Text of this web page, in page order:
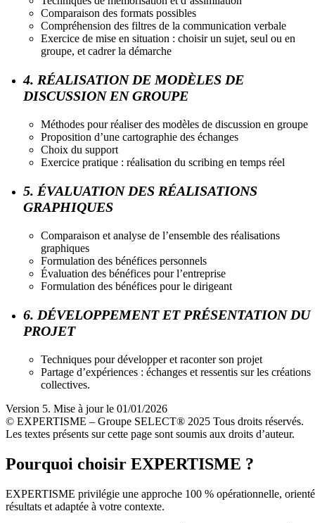
Comparaison des formats possibles
Compréhension des filtres de la communication verbale
Exercice de mise en situation : choisir un sujet, seul ou en
groupe, et cadrer la démarche
4. RÉALISATION DE MODÈLES DE
DISCUSSION EN GROUPE
Méthodes pour réaliser des modèles de discussion en groupe
Proposition d’une cartographie des échanges
Choix du support
Exercice pratique : réalisation du scribing en temps réel
5. ÉVALUATION DES RÉALISATIONS
GRAPHIQUES
Comparaison et analyse de l’ensemble des réalisations
graphiques
Formulation des bénéfices personnels
Évaluation des bénéfices pour l’entreprise
Formulation des bénéfices pour le dirigeant
6. DÉVELOPPEMENT ET PRÉSENTATION DU
PROJET
Techniques pour développer et raconter son projet
Partage d’expériences : échanges et ressentis sur les créations
collectives.
Version 5. Mise à jour le 01/01/2026
© EXPERTISME – Groupe SELECT® 2025 Tous droits réservés.
Les textes présents sur cette page sont soumis aux droits d’auteur.
Pourquoi choisir EXPERTISME ?
EXPERTISME privilégie une approche 100 % opérationnelle,
résultats et adaptée à votre contexte.